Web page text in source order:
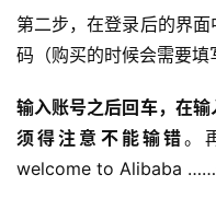
程
件
应
用
第二步，在登录后的界
码（购买的时候会需要填
输入账号之后回车，在
须得注意不能输错。
welcome to Alibaba ……